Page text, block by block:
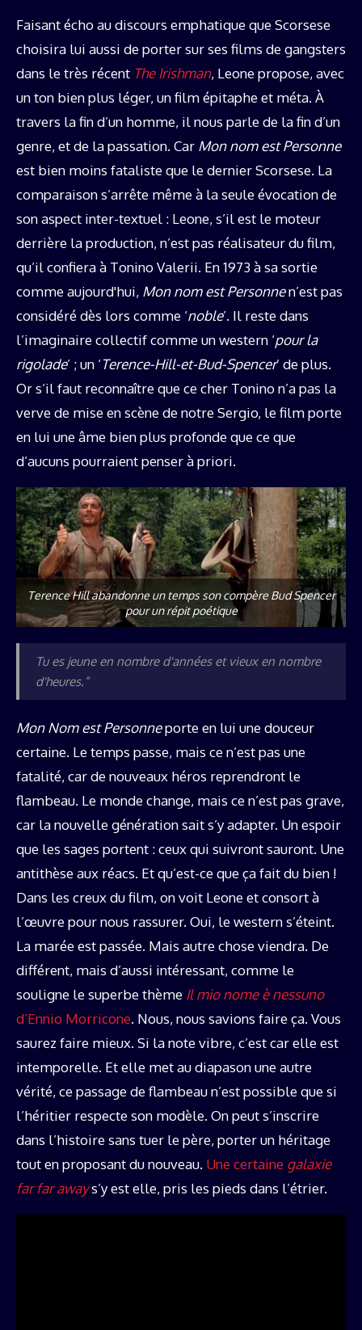
Faisant écho au discours emphatique que Scorsese
choisira lui aussi de porter sur ses films de gangsters
dans le très récent The Irishman, Leone propose, avec
un ton bien plus léger, un film épitaphe et méta. À
travers la fin d’un homme, il nous parle de la fin d’un
genre, et de la passation. Car Mon nom est Personne
est bien moins fataliste que le dernier Scorsese. La
comparaison s’arrête même à la seule évocation de
son aspect inter-textuel : Leone, s’il est le moteur
derrière la production, n’est pas réalisateur du film,
qu’il confiera à Tonino Valerii. En 1973 à sa sortie
comme aujourd'hui, Mon nom est Personnen’est pas
considéré dès lors comme ‘noble’. Il reste dans
l’imaginaire collectif comme un western ‘pour la
rigolade’ ; un ‘Terence-Hill-et-Bud-Spencer’ de plus.
Or s’il faut reconnaître que ce cher Tonino n’a pas la
verve de mise en scène de notre Sergio, le film porte
en lui une âme bien plus profonde que ce que
d’aucuns pourraient penser à priori.
Terence Hill abandonne un temps son compère Bud Spencer
pour un répit poétique
Tu es jeune en nombre d'années et vieux en nombre
d'heures.”
Mon Nom est Personneporte en lui une douceur
certaine. Le temps passe, mais ce n’est pas une
fatalité, car de nouveaux héros reprendront le
flambeau. Le monde change, mais ce n’est pas grave,
car la nouvelle génération sait s’y adapter. Un espoir
que les sages portent : ceux qui suivront sauront. Une
antithèse aux réacs. Et qu’est-ce que ça fait du bien !
Dans les creux du film, on voit Leone et consort à
l’œuvre pour nous rassurer. Oui, le western s’éteint.
La marée est passée. Mais autre chose viendra. De
différent, mais d’aussi intéressant, comme le
souligne le superbe thème Il mio nome è nessuno
d’Ennio Morricone. Nous, nous savions faire ça. Vous
saurez faire mieux. Si la note vibre, c’est car elle est
intemporelle. Et elle met au diapason une autre
vérité, ce passage de flambeau n’est possible que si
l’héritier respecte son modèle. On peut s’inscrire
dans l’histoire sans tuer le père, porter un héritage
tout en proposant du nouveau. Une certaine galaxie
far far aways’y est elle, pris les pieds dans l’étrier.